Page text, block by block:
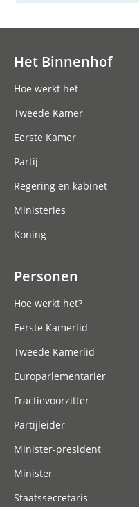
Het Binnenhof
Hoe werkt het
Tweede Kamer
Eerste Kamer
Partij
Regering en kabinet
Ministeries
Koning
Personen
Hoe werkt het?
Eerste Kamerlid
Tweede Kamerlid
Europarlementariër
Fractievoorzitter
Partijleider
Minister-president
Minister
Staatssecretaris